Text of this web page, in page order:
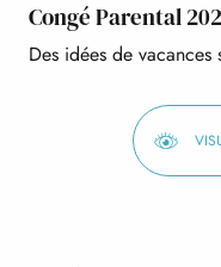
Congé Parental
Des idées de